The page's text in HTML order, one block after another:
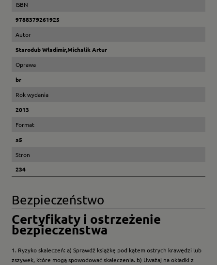
ISBN
9788379261925
Autor
Starodub Władimir,Michalik Artur
Oprawa
br
Rok wydania
2013
Format
a5
Stron
234
Bezpieczeństwo
Certyfikaty i ostrzeżenie
bezpieczeństwa
1. Ryzyko skaleczeń: a) Sprawdź książkę pod kątem ostrych krawędzi lub
zszywek, które mogą spowodować skaleczenia. b) Uważaj na okładki z